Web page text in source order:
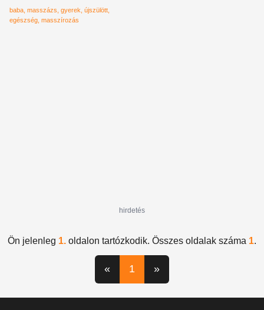
baba masszázs gyerek újszülött
egészség masszírozás
hirdetés
Ön jelenleg 1. oldalon tartózkodik. Összes oldalak száma 1.
« 1 »